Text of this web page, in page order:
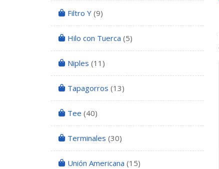
Filtro Y (9)
Hilo con Tuerca (5)
Niples (11)
Tapagorros (13)
Tee (40)
Terminales (30)
Unión Americana (15)